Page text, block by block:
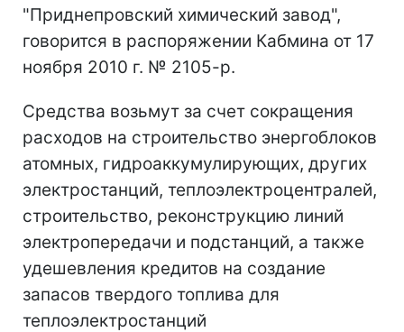
"Приднепровский химический завод",
говорится в распоряжении Кабмина от 17
ноября 2010 г. № 2105-р.
Средства возьмут за счет сокращения
расходов на строительство энергоблоков
атомных, гидроаккумулирующих, других
электростанций, теплоэлектроцентралей,
строительство, реконструкцию линий
электропередачи и подстанций, а также
удешевления кредитов на создание
запасов твердого топлива для
теплоэлектростанций